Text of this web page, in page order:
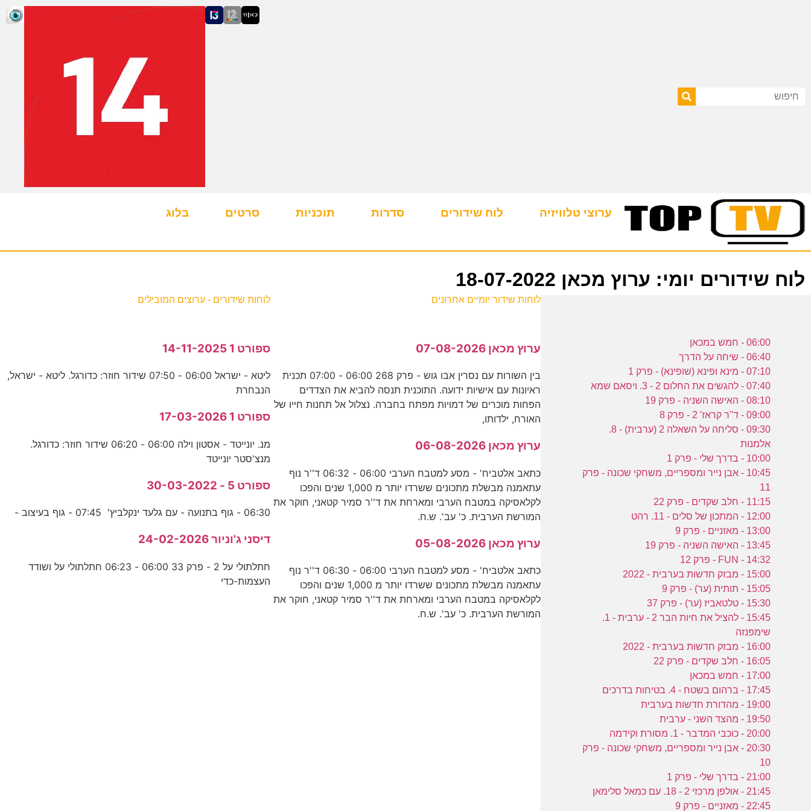
ערוצי טלוויזיה לוח שידורים סדרות תוכניות סרטים בלוג
לוח שידורים יומי: ערוץ מכאן 18-07-2022
06:00 - חמש במכאן
06:40 - שיחה על הדרך
07:10 - מינא ופינא (שופינא) - פרק 1
07:40 - להגשים את החלום 2 - 3. ויסאם שמא
08:10 - האישה השניה - פרק 19
09:00 - ד''ר קראז' 2 - פרק 8
09:30 - סליחה על השאלה 2 (ערבית) - 8.
אלמנות
10:00 - בדרך שלי - פרק 1
10:45 - אבן נייר ומספריים, משחקי שכונה - פרק
11
11:15 - חלב שקדים - פרק 22
12:00 - המתכון של סלים - 11. רהט
13:00 - מאזניים - פרק 9
13:45 - האישה השניה - פרק 19
14:32 - FUN - פרק 12
15:00 - מבזק חדשות בערבית - 2022
15:05 - תותית (ער) - פרק 9
15:30 - טלטאביז (ער) - פרק 37
15:45 - להציל את חיות הבר 2 - ערבית - 1.
שימפנזה
16:00 - מבזק חדשות בערבית - 2022
16:05 - חלב שקדים - פרק 22
17:00 - חמש במכאן
17:45 - ברהום בשטח - 4. בטיחות בדרכים
19:00 - מהדורת חדשות בערבית
19:50 - מהצד השני - ערבית
20:00 - כוכבי המדבר - 1. מסורת וקידמה
20:30 - אבן נייר ומספריים, משחקי שכונה - פרק
10
21:00 - בדרך שלי - פרק 1
21:45 - אולפן מרכזי 2 - 18. עם כמאל סלימאן
22:45 - מאזניים - פרק 9
לוחות שידור יומיים אחרונים
ערוץ מכאן 07-08-2026
בין השורות עם נסרין אבו גוש - פרק 268 06:00 - 07:00 תכנית
ראיונות עם אישיות ידועה. התוכנית תנסה להביא את הצדדים
הפחות מוכרים של דמויות מפתח בחברה. נצלול אל תחנות חייו של
האורח, ילדותו,
ערוץ מכאן 06-08-2026
כתאב אלטביח' - מסע למטבח הערבי 06:00 - 06:32 ד''ר נוף
עתאמנה מבשלת מתכונים ששרדו יותר מ 1,000 שנים והפכו
לקלאסיקה במטבח הערבי ומארחת את ד''ר סמיר קטאני, חוקר את
המורשת הערבית. כ' עב'. ש.ח.
ערוץ מכאן 05-08-2026
כתאב אלטביח' - מסע למטבח הערבי 06:00 - 06:30 ד''ר נוף
עתאמנה מבשלת מתכונים ששרדו יותר מ 1,000 שנים והפכו
לקלאסיקה במטבח הערבי ומארחת את ד''ר סמיר קטאני, חוקר את
המורשת הערבית. כ' עב'. ש.ח.
לוחות שידורים - ערוצים המובילים
ספורט 1 14-11-2025
ליטא - ישראל 06:00 - 07:50 שידור חוזר: כדורגל. ליטא - ישראל,
הנבחרת
ספורט 1 17-03-2026
מנ. יונייטד - אסטון וילה 06:00 - 06:20 שידור חוזר: כדורגל.
מנצ'סטר יונייטד
ספורט 5 - 30-03-2022
06:30 - גוף בתנועה - עם גלעד ינקלביץ' 07:45 - גוף בעיצוב -
דיסני ג'וניור 24-02-2026
חתלתולי על 2 - פרק 33 06:00 - 06:23 חתלתולי על ושודד
העצמות-כדי